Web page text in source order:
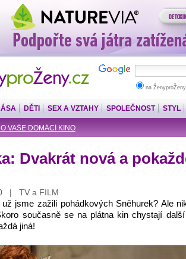
na
DĚTI SEX A VZTAHY SPOLEČNOST STYL
VAŠE DOMÁCÍ KINO
Dvakrát nová a
| TV a FILM
jsme zažili pohádkových Sněhurek? Ale
současně se na plátna kin chystají
jiná!